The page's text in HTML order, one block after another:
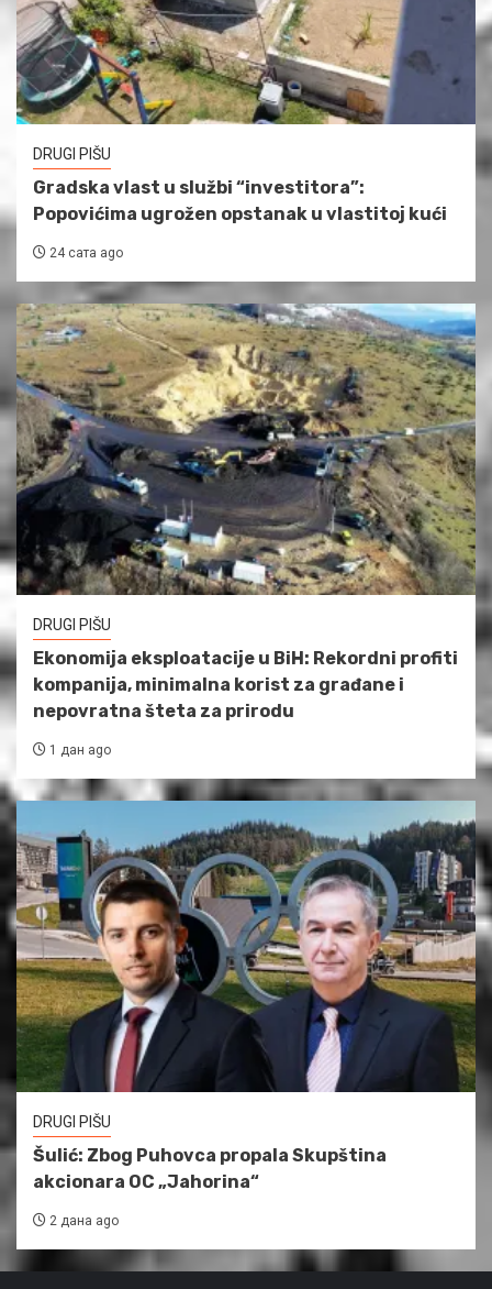
DRUGI PIŠU
Gradska vlast u službi “investitora”:
Popovićima ugrožen opstanak u vlastitoj kući
24 сата ago
DRUGI PIŠU
Ekonomija eksploatacije u BiH: Rekordni profiti
kompanija, minimalna korist za građane i
nepovratna šteta za prirodu
1 дан ago
DRUGI PIŠU
Šulić: Zbog Puhovca propala Skupština
akcionara OC „Jahorina“
2 дана ago